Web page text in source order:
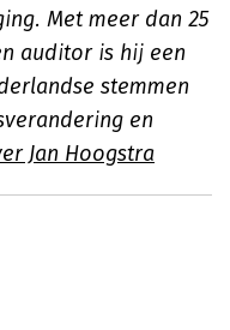
Met meer dan 25
auditor is hij een
stemmen
en
Jan Hoogstra